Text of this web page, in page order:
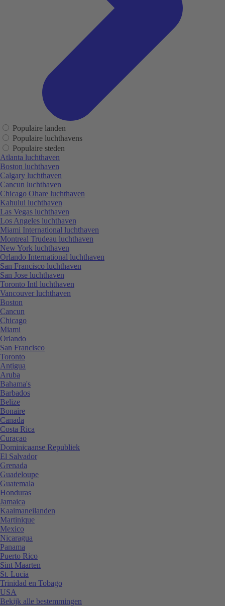
Populaire landen
Populaire luchthavens
Populaire steden
Atlanta luchthaven
Boston luchthaven
Calgary luchthaven
Cancun luchthaven
Chicago Ohare luchthaven
Kahului luchthaven
Las Vegas luchthaven
Los Angeles luchthaven
Miami International luchthaven
Montreal Trudeau luchthaven
New York luchthaven
Orlando International luchthaven
San Francisco luchthaven
San Jose luchthaven
Toronto Intl luchthaven
Vancouver luchthaven
Boston
Cancun
Chicago
Miami
Orlando
San Francisco
Toronto
Antigua
Aruba
Bahama's
Barbados
Belize
Bonaire
Canada
Costa Rica
Curaçao
Dominicaanse Republiek
El Salvador
Grenada
Guadeloupe
Guatemala
Honduras
Jamaica
Kaaimaneilanden
Martinique
Mexico
Nicaragua
Panama
Puerto Rico
Sint Maarten
St. Lucia
Trinidad en Tobago
USA
Bekijk alle bestemmingen